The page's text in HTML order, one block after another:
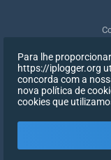
Para lhe
https://iplogger.org
concorda com a
nova política de
cookies que